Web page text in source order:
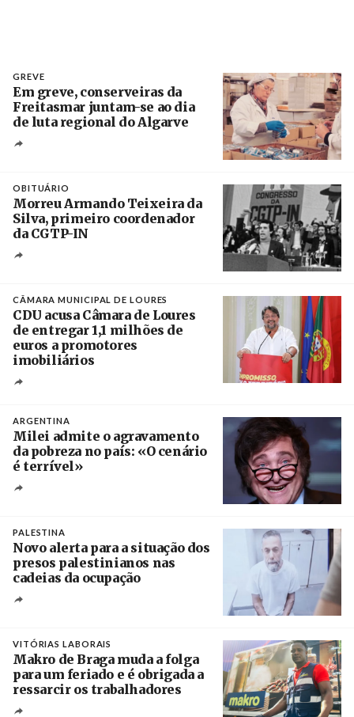
GREVE
Em greve, conserveiras da
Freitasmar juntam-se ao dia
de luta regional do Algarve
OBITUÁRIO
Morreu Armando Teixeira da
Silva, primeiro coordenador
da CGTP-IN
CÂMARA MUNICIPAL DE LOURES
CDU acusa Câmara de Loures
de entregar 1,1 milhões de
euros a promotores
imobiliários
ARGENTINA
Milei admite o agravamento
da pobreza no país: «O cenário
é terrível»
PALESTINA
Novo alerta para a situação dos
presos palestinianos nas
cadeias da ocupação
VITÓRIAS LABORAIS
Makro de Braga muda a folga
para um feriado e é obrigada a
ressarcir os trabalhadores